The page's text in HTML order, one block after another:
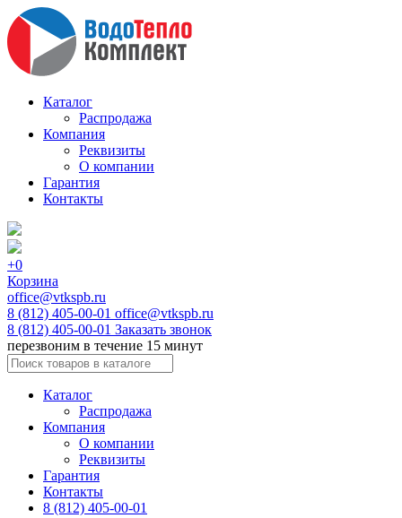
Каталог
Распродажа
Компания
Реквизиты
О компании
Гарантия
Контакты
+0
Корзина
office@vtkspb.ru
8 (812) 405-00-01 office@vtkspb.ru
8 (812) 405-00-01 Заказать звонок
перезвоним в течение 15 минут
Каталог
Распродажа
Компания
О компании
Реквизиты
Гарантия
Контакты
8 (812) 405-00-01